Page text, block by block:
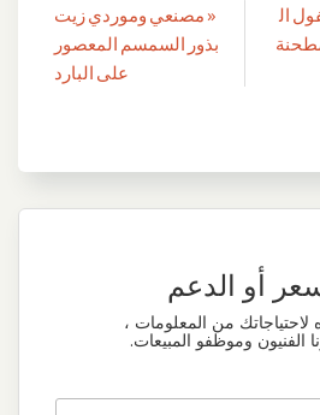
« مصنعي وموردي زيت
بذور السمسم المعصور
على البارد
ال
أو الدعم
لاحتياجاتك من المعلومات ،
وموظفو المبيعات.